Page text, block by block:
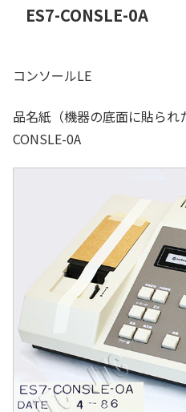
ES7-CONSLE-0A
コンソールLE
品名紙（機器の底面に貼られ
CONSLE-0A